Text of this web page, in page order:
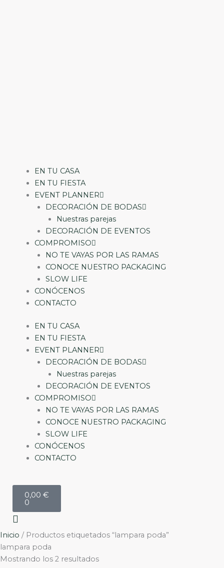
EN TU CASA
EN TU FIESTA
EVENT PLANNER
DECORACIÓN DE BODAS
Nuestras parejas
DECORACIÓN DE EVENTOS
COMPROMISO
NO TE VAYAS POR LAS RAMAS
CONOCE NUESTRO PACKAGING
SLOW LIFE
CONÓCENOS
CONTACTO
EN TU CASA
EN TU FIESTA
EVENT PLANNER
DECORACIÓN DE BODAS
Nuestras parejas
DECORACIÓN DE EVENTOS
COMPROMISO
NO TE VAYAS POR LAS RAMAS
CONOCE NUESTRO PACKAGING
SLOW LIFE
CONÓCENOS
CONTACTO
0,00 €
0
Carrito
Inicio / Productos etiquetados “lampara poda”
lampara poda
Mostrando los 2 resultados